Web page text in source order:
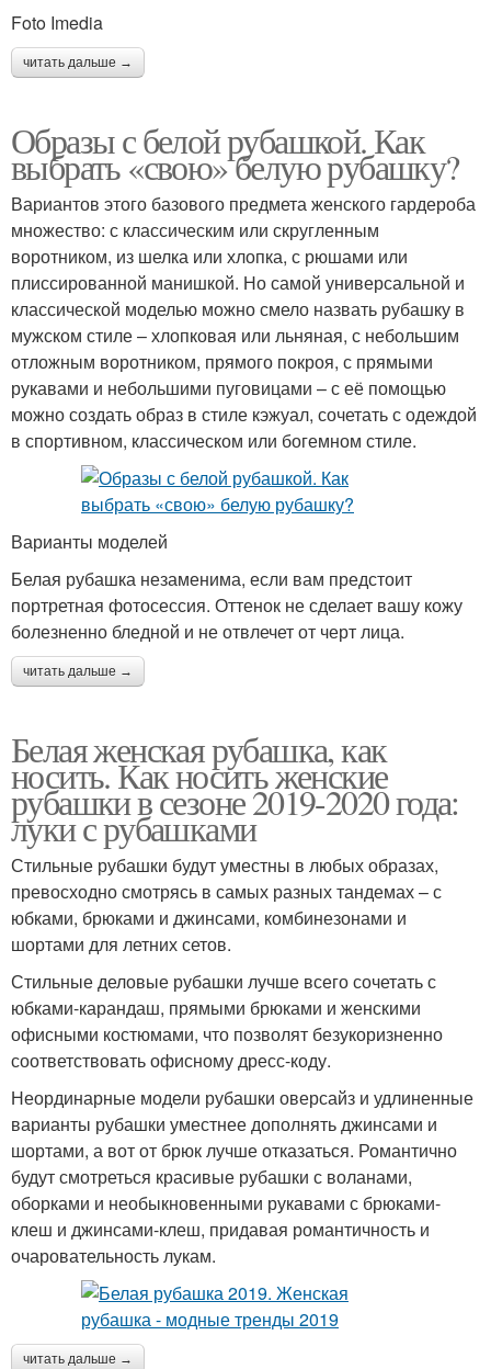
Foto Imedia
читать дальше →
Образы с белой рубашкой. Как
выбрать «свою» белую рубашку?
Вариантов этого базового предмета женского гардероба
множество: с классическим или скругленным
воротником, из шелка или хлопка, с рюшами или
плиссированной манишкой. Но самой универсальной и
классической моделью можно смело назвать рубашку в
мужском стиле – хлопковая или льняная, с небольшим
отложным воротником, прямого покроя, с прямыми
рукавами и небольшими пуговицами – с её помощью
можно создать образ в стиле кэжуал, сочетать с одеждой
в спортивном, классическом или богемном стиле.
Варианты моделей
Белая рубашка незаменима, если вам предстоит
портретная фотосессия. Оттенок не сделает вашу кожу
болезненно бледной и не отвлечет от черт лица.
читать дальше →
Белая женская рубашка, как
носить. Как носить женские
рубашки в сезоне 2019-2020 года:
луки с рубашками
Стильные рубашки будут уместны в любых образах,
превосходно смотрясь в самых разных тандемах – с
юбками, брюками и джинсами, комбинезонами и
шортами для летних сетов.
Стильные деловые рубашки лучше всего сочетать с
юбками-карандаш, прямыми брюками и женскими
офисными костюмами, что позволят безукоризненно
соответствовать офисному дресс-коду.
Неординарные модели рубашки оверсайз и удлиненные
варианты рубашки уместнее дополнять джинсами и
шортами, а вот от брюк лучше отказаться. Романтично
будут смотреться красивые рубашки с воланами,
оборками и необыкновенными рукавами с брюками-
клеш и джинсами-клеш, придавая романтичность и
очаровательность лукам.
читать дальше →